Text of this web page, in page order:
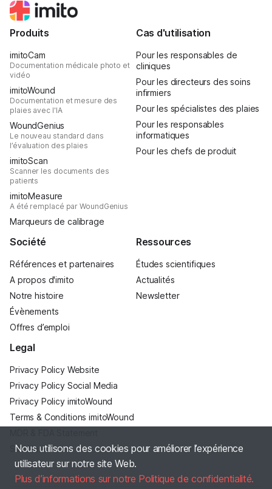
Nous utilisons des cookies pour améliorer l’expérience
utilisateur sur notre site Web.
Plus d’informations sur notre Politique de confidentialité.
Produits
imitoCam
Documentation médicale photo et
vidéo
imitoWound
Documentation et mesure des
plaies avec l'IA
WoundGenius
Le nouveau standard dans
l’évaluation des plaies
imitoScan
Scanner les documents des
patients
imitoMeasure
A été remplacé par WoundGenius
Marqueurs de calibrage
Cas d'utilisation
Pour les responsables de
cliniques
Pour les directeurs des soins
infirmiers
Pour les spécialistes des plaies
Pour les responsables
informatiques
Pour les chefs de produit
Société
Références et partenaires
A propos d'imito
Notre histoire
Évènements
Offres d’emploi
Ressources
Études scientifiques
Actualités
Newsletter
Legal
Privacy Policy Website
Privacy Policy Social Media
Privacy Policy imitoWound
Terms & Conditions imitoWound
Site Notice